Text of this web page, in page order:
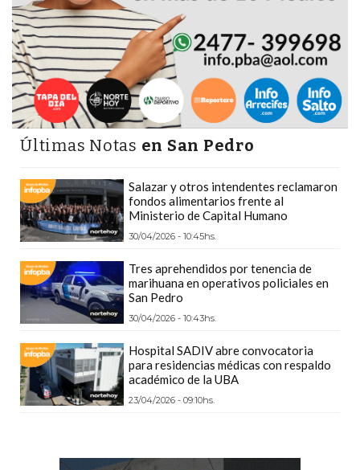
GIMNASIO
DE
PERGAMINO
LOS
MEJORES
PRECIOS
EN
DEPORTIVOS
EN
PERGAMINO
SUPLEMENTOS
DEPORTIVOS
EN
PERGAMINO:
MEJORES
PRECIOS
WHEY
PERGAMINO:
Últimas Notas en San Pedro
Salazar y otros intendentes reclamaron
fondos alimentarios frente al
Ministerio de Capital Humano
30/04/2026 - 10:45hs.
Tres aprehendidos por tenencia de
marihuana en operativos policiales en
San Pedro
30/04/2026 - 10:43hs.
Hospital SADIV abre convocatoria
para residencias médicas con respaldo
académico de la UBA
23/04/2026 - 09:10hs.